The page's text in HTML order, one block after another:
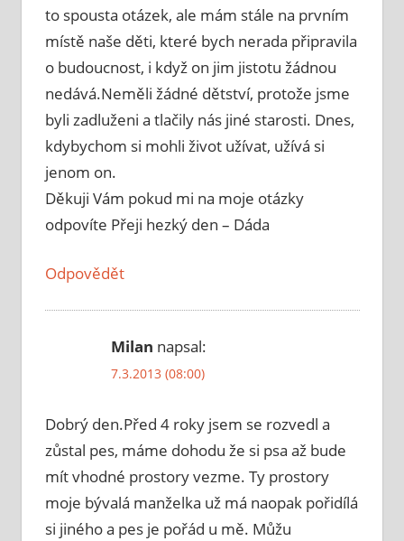
to spousta otázek, ale mám stále na prvním
místě naše děti, které bych nerada připravila
o budoucnost, i když on jim jistotu žádnou
nedává.Neměli žádné dětství, protože jsme
byli zadluženi a tlačily nás jiné starosti. Dnes,
kdybychom si mohli život užívat, užívá si
jenom on.
Děkuji Vám pokud mi na moje otázky
odpovíte Přeji hezký den – Dáda
Odpovědět
Milan napsal:
7.3.2013 (08:00)
Dobrý den.Před 4 roky jsem se rozvedl a
zůstal pes, máme dohodu že si psa až bude
mít vhodné prostory vezme. Ty prostory
moje bývalá manželka už má naopak pořidílá
si jiného a pes je pořád u mě. Můžu